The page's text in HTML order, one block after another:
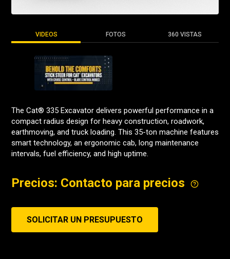
VIDEOS FOTOS 360 VISTAS
The Cat® 335 Excavator delivers powerful performance in a
compact radius design for heavy construction, roadwork,
earthmoving, and truck loading. This 35-ton machine features
smart technology, an ergonomic cab, long maintenance
intervals, fuel efficiency, and high uptime.
Precios: Contacto para precios
SOLICITAR UN PRESUPUESTO